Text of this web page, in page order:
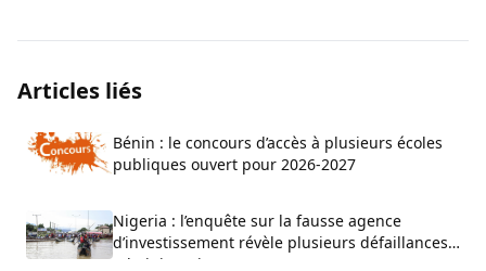
Articles liés
Bénin : le concours d’accès à plusieurs écoles
publiques ouvert pour 2026-2027
Nigeria : l’enquête sur la fausse agence
d’investissement révèle plusieurs défaillances
administratives